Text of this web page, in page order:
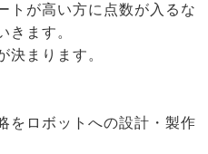
トが高い方に点数が入るな
きます。
決まります。
をロボットへの設計・製作